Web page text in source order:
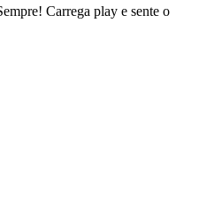
Carrega play e sente o